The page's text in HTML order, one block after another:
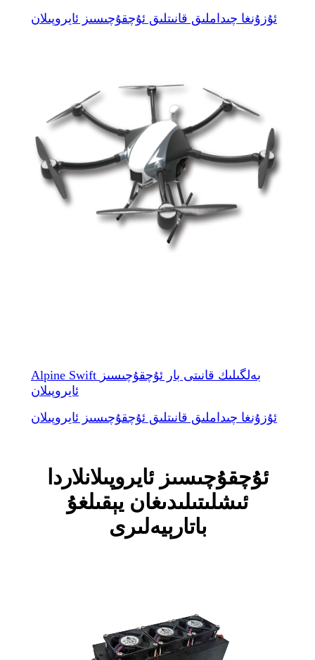
ئۇزۇنغا چىداملىق قانىتلىق ئۇچقۇچىسىز ئايروپىلان
Alpine Swift بەلگىلىك قانىتى بار ئۇچقۇچىسىز
ئايروپىلان
ئۇزۇنغا چىداملىق قانىتلىق ئۇچقۇچىسىز ئايروپىلان
ئۇچقۇچىسىز ئايروپىلانلاردا
ئىشلىتىلىدىغان يېقىلغۇ
باتارېيەلىرى